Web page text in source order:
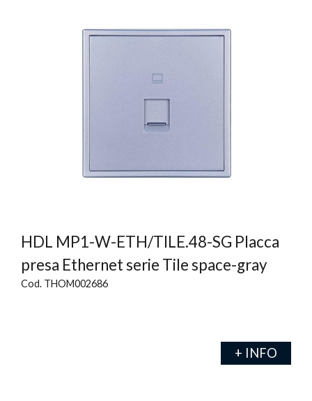
HDL MP1-W-ETH/TILE.48-SG Placca
presa Ethernet serie Tile space-gray
Cod. THOM002686
+ INFO